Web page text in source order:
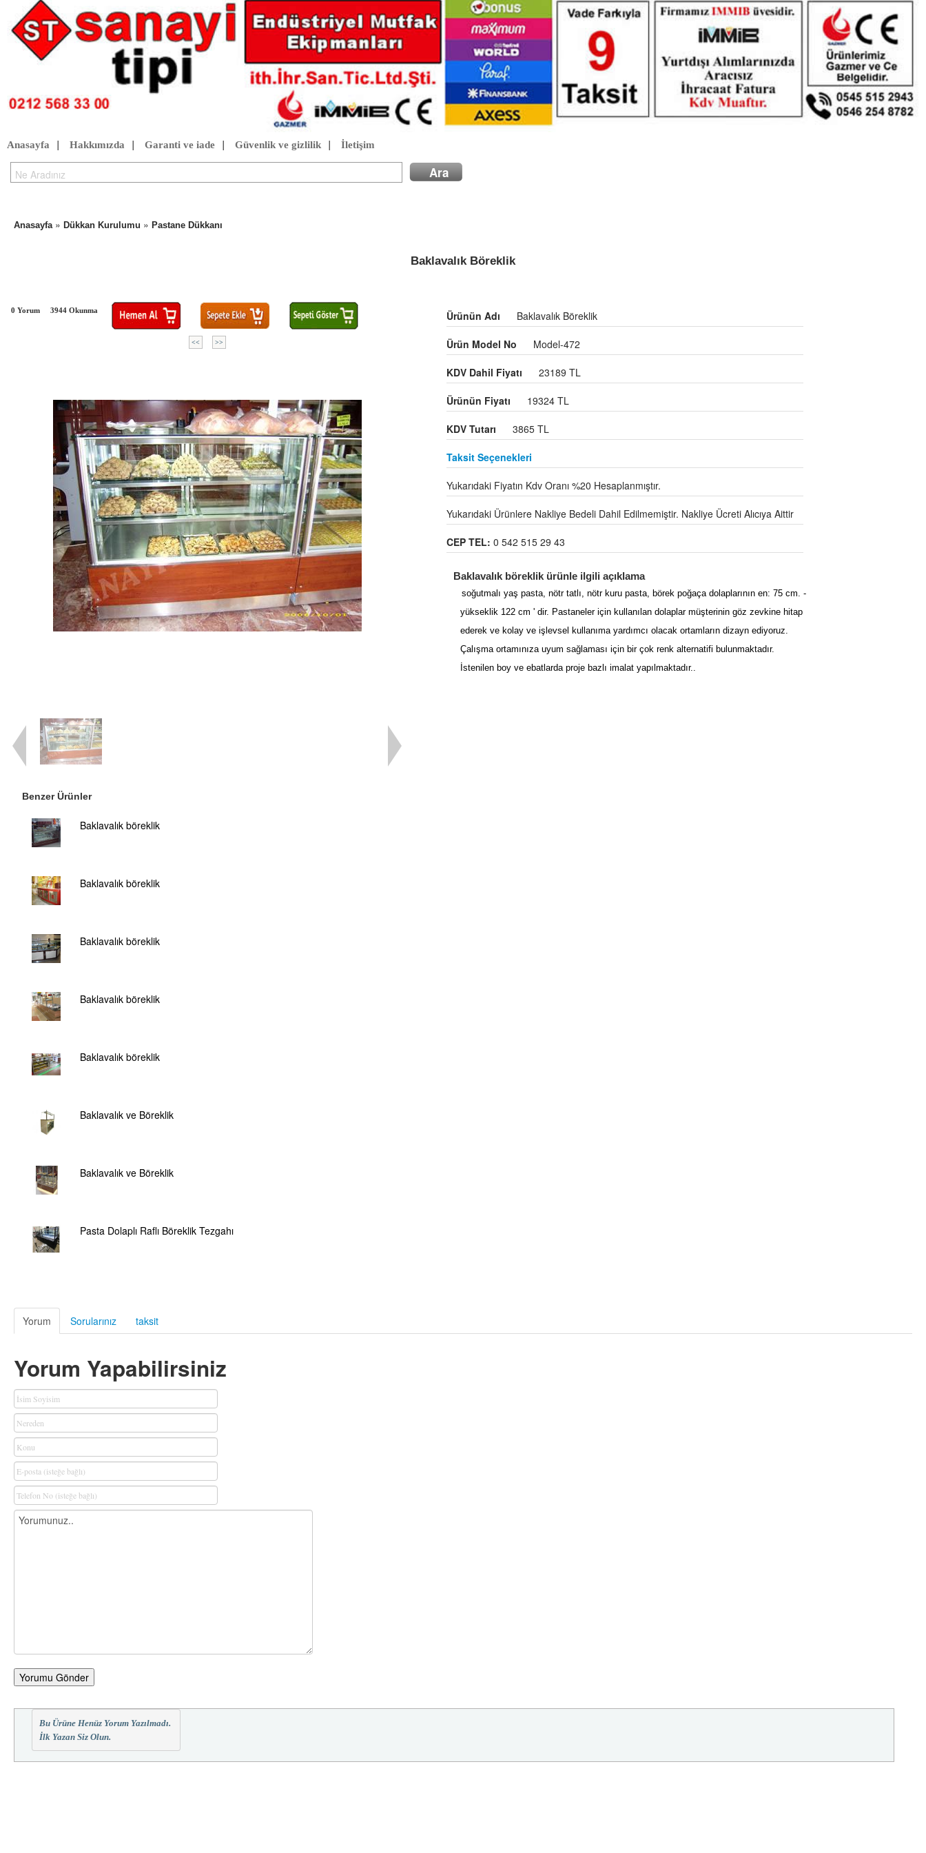
Anasayfa Hakkımızda Garanti ve iade Güvenlik ve gizlilik İletişim
Anasayfa» Dükkan Kurulumu » Pastane Dükkanı
Baklavalık Böreklik
0 Yorum 3944 Okunma
<< >>
Ürünün Adı Baklavalık Böreklik
Ürün Model No Model-472
KDV Dahil Fiyatı 23189 TL
Ürünün Fiyatı 19324 TL
KDV Tutarı 3865 TL
Taksit Seçenekleri
Yukarıdaki Fiyatın Kdv Oranı %20 Hesaplanmıştır.
Yukarıdaki Ürünlere Nakliye Bedeli Dahil Edilmemiştir. Nakliye Ücreti Alıcıya Aittir
CEP TEL: 0 542 515 29 43
Baklavalık böreklik ürünle ilgili açıklama
soğutmalı yaş pasta, nötr tatlı, nötr kuru pasta, börek poğaça dolaplarının en: 75 cm. -
yükseklik 122 cm ' dir. Pastaneler için kullanılan dolaplar müşterinin göz zevkine hitap
ederek ve kolay ve işlevsel kullanıma yardımcı olacak ortamların dizayn ediyoruz.
Çalışma ortamınıza uyum sağlaması için bir çok renk alternatifi bulunmaktadır.
İstenilen boy ve ebatlarda proje bazlı imalat yapılmaktadır..
Benzer Ürünler
Baklavalık böreklik
Baklavalık böreklik
Baklavalık böreklik
Baklavalık böreklik
Baklavalık böreklik
Baklavalık ve Böreklik
Baklavalık ve Böreklik
Pasta Dolaplı Raflı Böreklik Tezgahı
Yorum Sorularınız taksit
Yorum Yapabilirsiniz
Yorumu Gönder
Bu Ürüne Henüz Yorum Yazılmadı.
İlk Yazan Siz Olun.